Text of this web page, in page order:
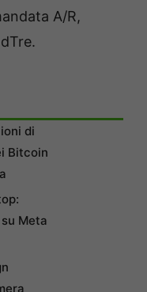
A/R,
di
Bitcoin
Meta